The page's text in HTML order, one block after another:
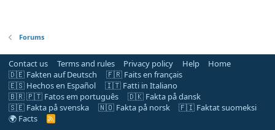
Forums
Contact us Terms and rules Privacy policy Help
Home
🇩🇪 Fakten auf Deutsch
🇫🇷 Faits en français
🇪🇸 Hechos en Español
🇮🇹 Fatti in Italiano
🇧🇷 🇵🇹 Fatos em português
🇩🇰 Fakta på dansk
🇸🇪 Fakta på svenska
🇳🇴 Fakta på norsk
🇫🇮 Faktat suomeksi
🌍 Facts
R